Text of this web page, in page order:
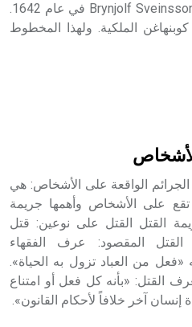
الك
الأيسلندي برنيولف سفينسّون Brynjolf Sveinsson في عام 1642.
الملكية. ولهذا المخطوط
الواقعة على الأشخاص: هي
تقع على الأشخاص وأهمها جريمة
القتل القتل على نوعين: قتل
المقصود: عرف الفقهاء
«فعل من العباد تزول به الحياة».
القتل: «بأنه كل فعل أو امتناع
آخر خلافاً لأحكام القانون».